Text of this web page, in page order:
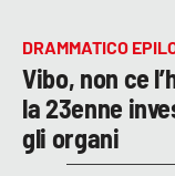
DRAMMATICO
Vibo, non ce
la 23enne
gli organi